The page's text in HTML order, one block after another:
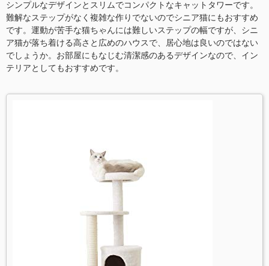
シンプルなデザインとスリムでコンパクトなキャットタワーです。
難解なステップがなく複雑な作りでないのでシニア猫にもおすすめ
です。運動が苦手な猫ちゃんには難しいステップの幅ですが、シニ
ア猫が落ち着ける高さと広めのハウスで、居心地は良いのではない
でしょうか。お部屋にもなじむ清潔感のあるデザインなので、イン
テリアとしてもおすすめです。